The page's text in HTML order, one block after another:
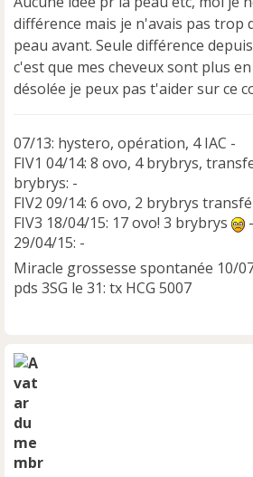
différence mais je n'avais pas trop
peau avant. Seule différence
c'est que mes cheveux sont plus
désolée je peux pas t'aider sur ce
07/13: hystero, opération, 4 IAC -
FIV1 04/14: 8 ovo, 4 brybrys,
brybrys: -
FIV2 09/14: 6 ovo, 2 brybrys
FIV3 18/04/15: 17 ovo! 3 brybrys
29/04/15: -
Miracle grossesse spontanée 10/
pds 3SG le 31: tx HCG 5007